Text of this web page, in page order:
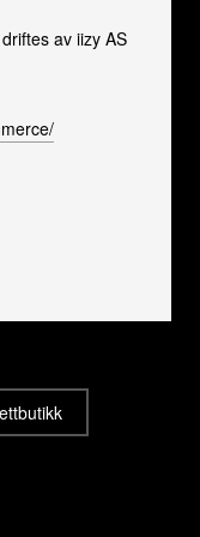
av iizy AS